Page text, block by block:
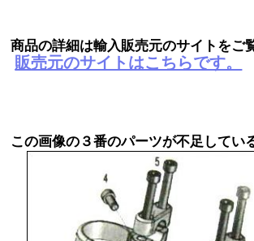
商品の詳細は輸入販売元のサイトをご
販売元のサイトはこちらです。
この画像の３番のパーツが不足してい